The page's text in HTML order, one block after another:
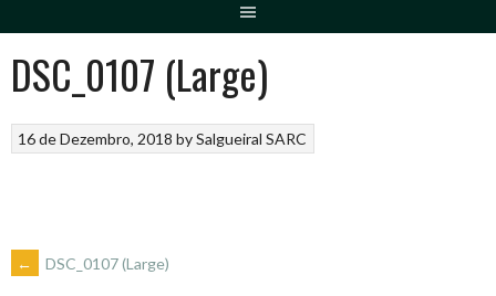
DSC_0107 (Large)
16 de Dezembro, 2018 bySalgueiral SARC
POST
← DSC_0107 (Large)